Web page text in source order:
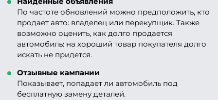
По частоте обновлений можно предположить, кто
продает авто: владелец или перекупщик. Также
возможно оценить, как долго продается
автомобиль: на хороший товар покупателя долго
искать не придется.
Отзывные кампании
Показывает, попадает ли автомобиль под
бесплатную замену деталей.